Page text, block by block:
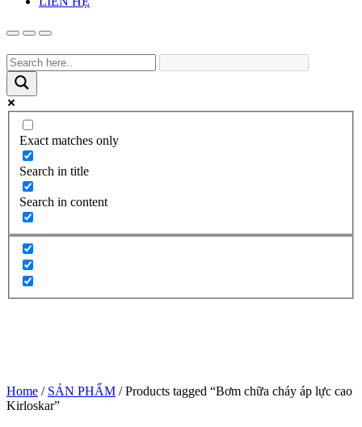
Exact matches only
Search in title
Search in content
Home / SẢN PHẨM / Products tagged “Bơm chữa cháy áp lực cao
Kirloskar”